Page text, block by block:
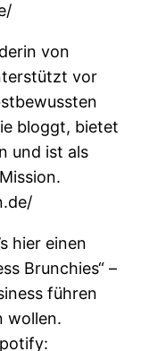
von
vor
bloggt, bietet
und ist als
hier einen
Brunchies“ –
führen
wollen.